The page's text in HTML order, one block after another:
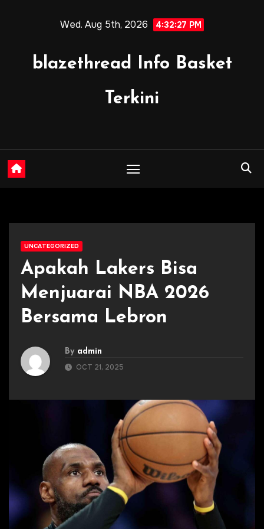
Wed. Aug 5th, 2026 4:32:28 PM
blazethread Info Basket
Terkini
UNCATEGORIZED
Apakah Lakers Bisa
Menjuarai NBA 2026
Bersama Lebron
By admin
OCT 21, 2025